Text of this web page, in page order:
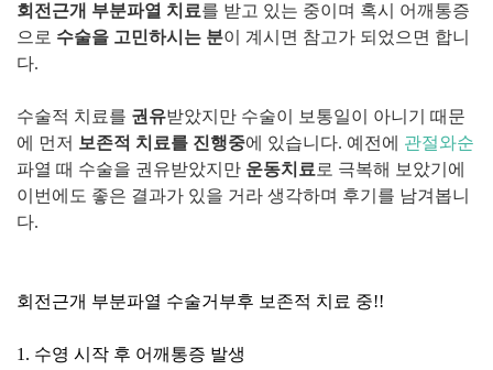
회전근개 부분파열 치료를 받고 있는 중이며 혹시 어깨통증
으로 수술을 고민하시는 분이 계시면 참고가 되었으면 합니
다.
수술적 치료를 권유받았지만 수술이 보통일이 아니기 때문
에 먼저 보존적 치료를 진행중에 있습니다. 예전에 관절와순
파열 때 수술을 권유받았지만 운동치료 로 극복해 보았기에
이번에도 좋은 결과가 있을 거라 생각하며 후기를 남겨봅니
다.
회전근개 부분파열 수술거부후 보존적 치료 중!!
1. 수영 시작 후 어깨통증 발생